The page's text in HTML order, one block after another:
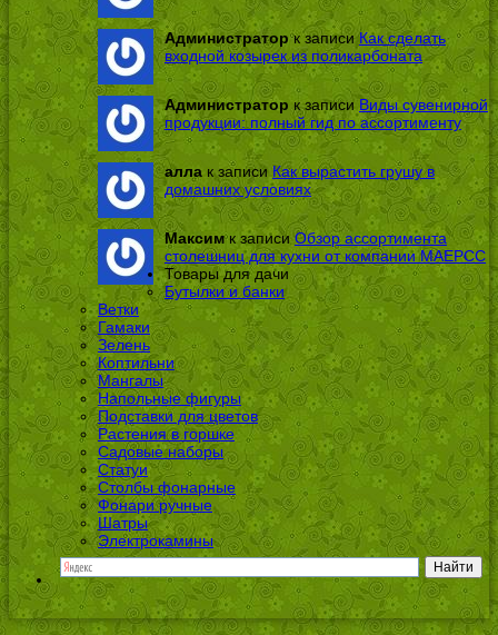
Администраторк записиКак сделать
входной козырек из поликарбоната
Администраторк записиВиды сувенирной
продукции: полный гид по ассортименту
алла к записи Как вырастить грушу в
домашних условиях
Максимк записиОбзор ассортимента
столешниц для кухни от компании МАЕРСС
Товары для дачи
Бутылки и банки
Ветки
Гамаки
Зелень
Коптильни
Мангалы
Напольные фигуры
Подставки для цветов
Растения в горшке
Садовые наборы
Статуи
Столбы фонарные
Фонари ручные
Шатры
Электрокамины